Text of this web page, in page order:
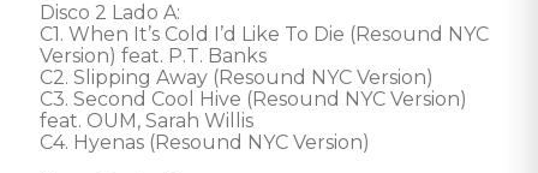
Disco 2 Lado A:
C1. When It’s Cold I’d Like To Die (Resound NYC
Version) feat. P.T. Banks
C2. Slipping Away (Resound NYC Version)
C3. Second Cool Hive (Resound NYC Version)
feat. OUM, Sarah Willis
C4. Hyenas (Resound NYC Version)